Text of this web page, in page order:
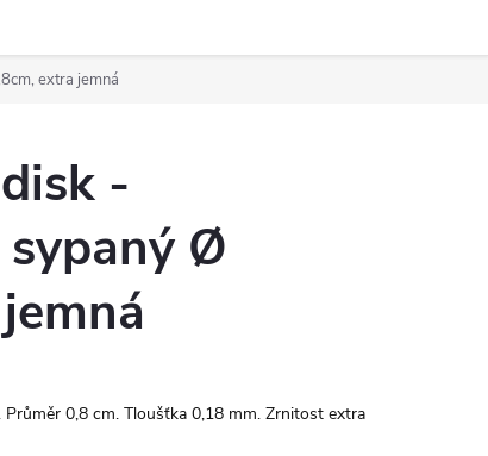
extra jemná
-
Ø
0,8 cm. Tloušťka 0,18 mm. Zrnitost extra